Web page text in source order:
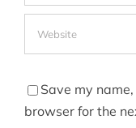
Save my
browser for the